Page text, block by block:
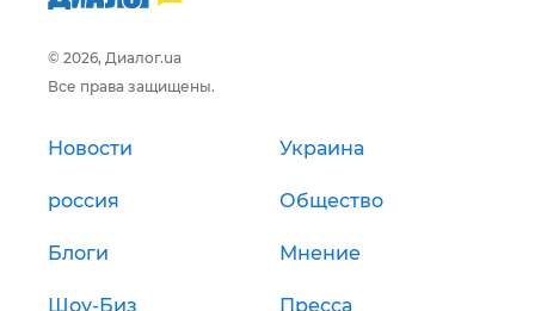
© 2026, Диалог.ua
Все права защищены.
Новости Украина
россия Общество
Блоги Мнение
Шоу-Биз Пресса